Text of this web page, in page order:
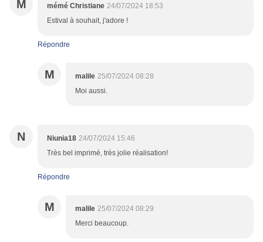
M mémé Christiane 24/07/2024 18:53
Estival à souhait, j'adore !
Répondre
M malile 25/07/2024 08:28
Moi aussi.
N Niunia18 24/07/2024 15:46
Très bel imprimé, très jolie réalisation!
Répondre
M malile 25/07/2024 08:29
Merci beaucoup.